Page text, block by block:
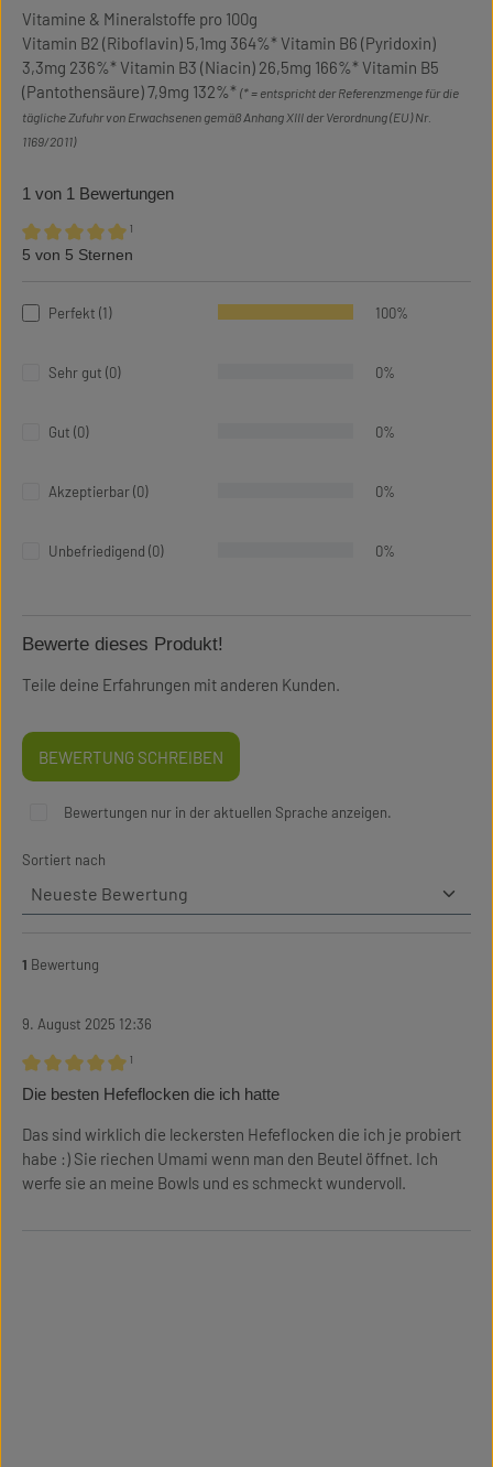
Vitamine & Mineralstoffe pro 100g
Vitamin B2 (Riboflavin) 5,1mg 364%* Vitamin B6 (Pyridoxin)
3,3mg 236%* Vitamin B3 (Niacin) 26,5mg 166%* Vitamin B5
(Pantothensäure) 7,9mg 132%* (* = entspricht der Referenzmenge für die
tägliche Zufuhr von Erwachsenen gemäß Anhang XIII der Verordnung (EU) Nr.
1169/2011)
1 von 1 Bewertungen
Durchschnittliche Bewertung von 5 von 5 Sternen
¹
5 von 5 Sternen
Perfekt (1) 100%
Sehr gut (0) 0%
Gut (0) 0%
Akzeptierbar (0) 0%
Unbefriedigend (0) 0%
Bewerte dieses Produkt!
Teile deine Erfahrungen mit anderen Kunden.
BEWERTUNG SCHREIBEN
Bewertungen nur in der aktuellen Sprache anzeigen.
Sortiert nach
1 Bewertung
9. August 2025 12:36
Bewertung mit 5 von 5 Sternen
¹
Die besten Hefeflocken die ich hatte
Das sind wirklich die leckersten Hefeflocken die ich je probiert
habe :) Sie riechen Umami wenn man den Beutel öffnet. Ich
werfe sie an meine Bowls und es schmeckt wundervoll.